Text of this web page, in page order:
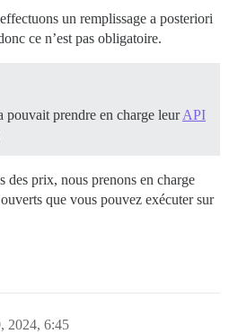
un remplissage a posteriori
ce n’est pas obligatoire.
pouvait prendre en charge leurAPI
des prix, nous prenons en charge
que vous pouvez exécuter sur
2024, 6:45